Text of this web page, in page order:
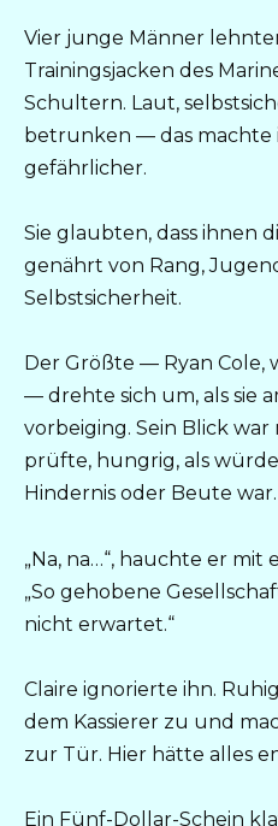
Vier junge Männer
Trainingsjacken des
Schultern. Laut,
betrunken — das machte
gefährlicher.
Sie glaubten, dass ihnen
genährt von Rang,
Selbstsicherheit.
Der Größte — Ryan Cole,
— drehte sich um, als sie
vorbeiging. Sein Blick war
prüfte, hungrig, als
Hindernis oder Beute war.
„Na, na…“, hauchte er mit
„So gehobene
nicht erwartet.“
Claire ignorierte ihn.
dem Kassierer zu und
zur Tür. Hier hätte alles
Ein Fünf-Dollar-Schein